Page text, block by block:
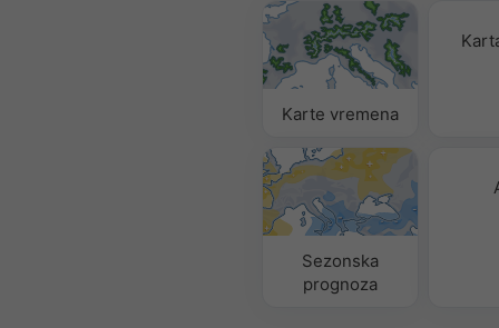
Karte vremena
Sezonska
prognoza